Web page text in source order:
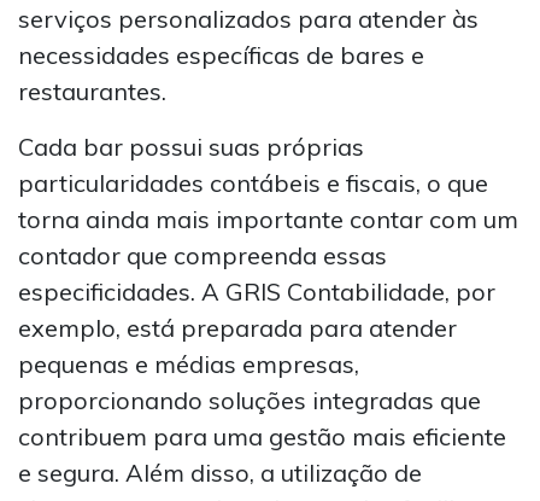
serviços personalizados para atender às
necessidades específicas de bares e
restaurantes.
Cada bar possui suas próprias
particularidades contábeis e fiscais, o que
torna ainda mais importante contar com um
contador que compreenda essas
especificidades. A GRIS Contabilidade, por
exemplo, está preparada para atender
pequenas e médias empresas,
proporcionando soluções integradas que
contribuem para uma gestão mais eficiente
e segura. Além disso, a utilização de